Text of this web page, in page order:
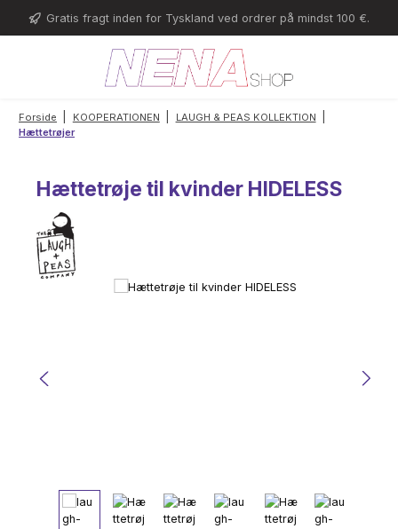
Gå til hovedindhold
Gratis fragt inden for Tyskland ved ordrer på mindst 100 €.
Forside KOOPERATIONEN LAUGH & PEAS KOLLEKTION
Hættetrøjer
Hættetrøje til kvinder HIDELESS
Spring over billedgalleri